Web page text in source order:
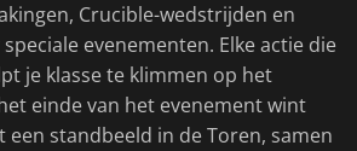
Crucible-wedstrijden en
evenementen. Elke actie die
je klasse te klimmen op het
einde van het evenement wint
een standbeeld in de Toren, samen